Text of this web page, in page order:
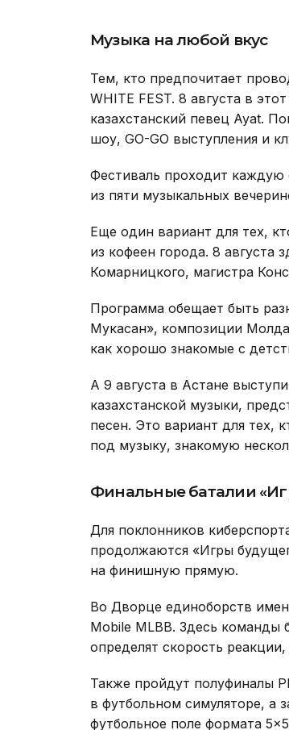
Музыка на любой вкус
Тем, кто предпочитает
WHITE FEST. 8 августа в
казахстанский певец Ayat.
шоу, GO-GO выступления и
Фестиваль проходит каждую
из пяти музыкальных
Еще один вариант для тех,
из кофеен города. 8 августа
Комарницкого, магистра
Программа обещает быть
Мукасан», композиции
как хорошо знакомые с
А 9 августа в Астане
казахстанской музыки,
песен. Это вариант для тех,
под музыку, знакомую
Финальные баталии
Для поклонников
продолжаются «Игры
на финишную прямую.
Во Дворце единоборств
Mobile MLBB. Здесь
определят скорость
Также пройдут полуфиналы
в футбольном симуляторе, а
футбольное поле формата